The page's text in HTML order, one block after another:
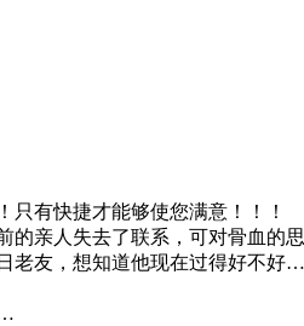
有快捷才能够使您满意！！！
亲人失去了联系，可对骨血的
老友，想知道他现在过得好不好